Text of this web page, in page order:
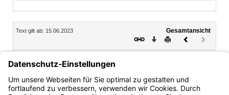
Inhalt
Text gilt ab: 15.06.2023
Gesamtansicht
Download
DruckenVorheriges
(inaktiv)
Stefan Graf
Ministerialdirektor